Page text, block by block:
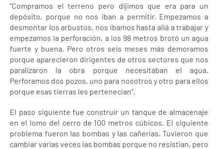
"Compramos el terreno pero dijimos que era para un
depósito, porque no nos iban a permitir. Empezamos a
desmontar los arbustos, nos íbamos hasta allá a trabajar y
empezamos la perforación, a los 98 metros brotó un agua
fuerte y buena. Pero otros seis meses más demoramos
porque aparecieron dirigentes de otros sectores que nos
paralizaron la obra porque necesitaban el agua.
Perforamos dos pozos, uno para nosotros y otro para ellos
porque esas tierras les pertenecían".
El paso siguiente fue construir un tanque de almacenaje
en el lomo del cerro de 100 metros cúbicos. El siguiente
problema fueron las bombas y las cañerías. Tuvieron que
cambiar varias veces las bombas porque no resistían, pero